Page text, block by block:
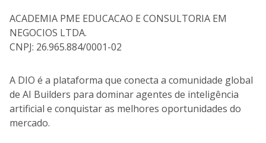
ACADEMIA PME EDUCACAO E CONSULTORIA EM
NEGOCIOS LTDA.
CNPJ: 26.965.884/0001-02
A DIO é a plataforma que conecta a comunidade global
de AI Builders para dominar agentes de inteligência
artificial e conquistar as melhores oportunidades do
mercado.